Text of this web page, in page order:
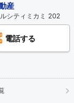
産
シティミカミ 202
電話する